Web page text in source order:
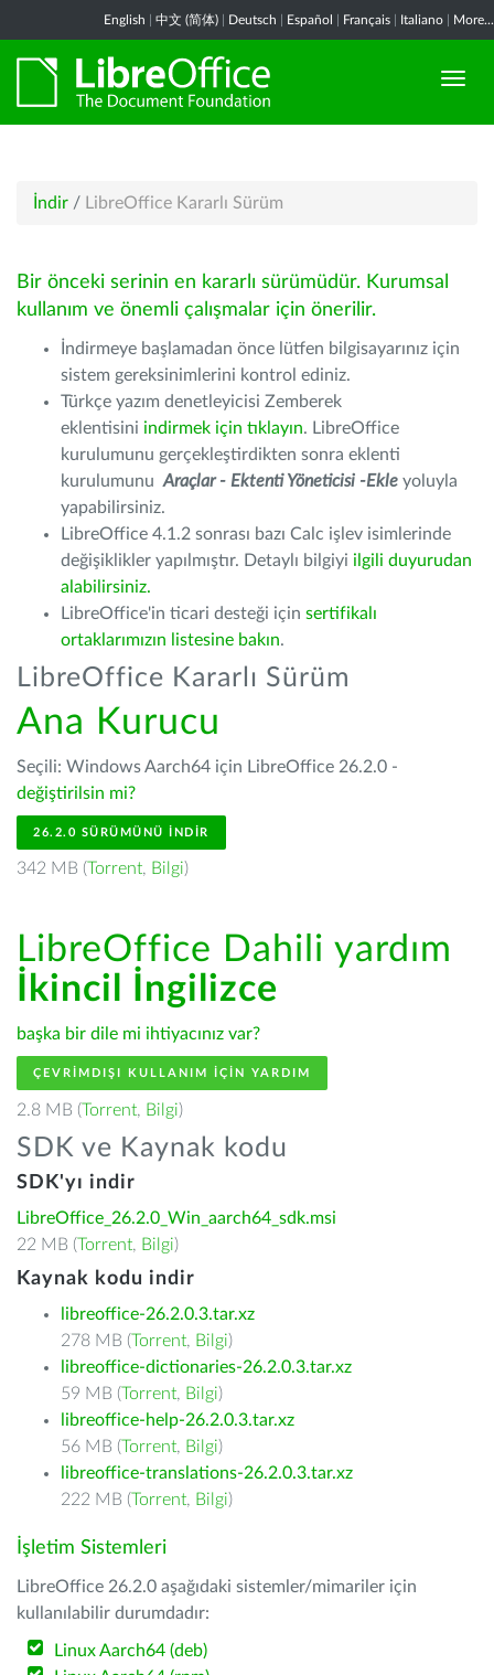
English 中文 (简体) Deutsch Español Français Italiano More...
İndir / LibreOffice Kararlı Sürüm
Bir önceki serinin en kararlı sürümüdür. Kurumsal
kullanım ve önemli çalışmalar için önerilir.
İndirmeye başlamadan önce lütfen bilgisayarınız için
sistem gereksinimlerini kontrol ediniz.
Türkçe yazım denetleyicisi Zemberek
eklentisini indirmek için tıklayın. LibreOffice
kurulumunu gerçekleştirdikten sonra eklenti
kurulumunu Araçlar - Ektenti Yöneticisi -Ekle yoluyla
yapabilirsiniz.
LibreOffice 4.1.2 sonrası bazı Calc işlev isimlerinde
değişiklikler yapılmıştır. Detaylı bilgiyi ilgili duyurudan
alabilirsiniz.
LibreOffice'in ticari desteği için sertifikalı
ortaklarımızın listesine bakın.
LibreOffice Kararlı Sürüm
Ana Kurucu
Seçili: Windows Aarch64 için LibreOffice 26.2.0 -
değiştirilsin mi?
26.2.0 SÜRÜMÜNÜ İNDIR
342 MB (Torrent, Bilgi)
LibreOffice Dahili yardım
İkincil İngilizce
başka bir dile mi ihtiyacınız var?
ÇEVRIMDIŞI KULLANIM IÇIN YARDIM
2.8 MB (Torrent, Bilgi)
SDK ve Kaynak kodu
SDK'yı indir
LibreOffice_26.2.0_Win_aarch64_sdk.msi
22 MB (Torrent, Bilgi)
Kaynak kodu indir
libreoffice-26.2.0.3.tar.xz
278 MB (Torrent, Bilgi)
libreoffice-dictionaries-26.2.0.3.tar.xz
59 MB (Torrent, Bilgi)
libreoffice-help-26.2.0.3.tar.xz
56 MB (Torrent, Bilgi)
libreoffice-translations-26.2.0.3.tar.xz
222 MB (Torrent, Bilgi)
İşletim Sistemleri
LibreOffice 26.2.0 aşağıdaki sistemler/mimariler için
kullanılabilir durumdadır:
Linux Aarch64 (deb)